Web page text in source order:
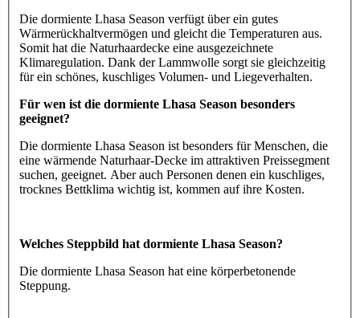
Die dormiente Lhasa Season verfügt über ein gutes
Wärmerückhaltvermögen und gleicht die Temperaturen aus.
Somit hat die Naturhaardecke eine ausgezeichnete
Klimaregulation. Dank der Lammwolle sorgt sie gleichzeitig
für ein schönes, kuschliges Volumen- und Liegeverhalten.
Für wen ist die dormiente Lhasa Season besonders
geeignet?
Die dormiente Lhasa Season ist besonders für Menschen, die
eine wärmende Naturhaar-Decke im attraktiven Preissegment
suchen, geeignet. Aber auch Personen denen ein kuschliges,
trocknes Bettklima wichtig ist, kommen auf ihre Kosten.
Welches Steppbild hat dormiente Lhasa Season?
Die dormiente Lhasa Season hat eine körperbetonende
Steppung.